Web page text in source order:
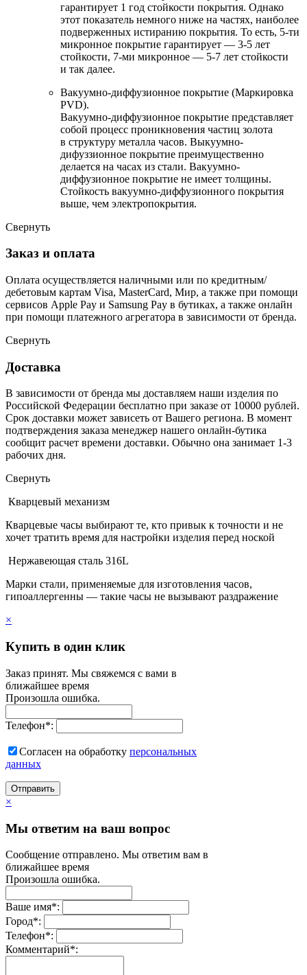
гарантирует 1 год стойкости покрытия. Однако
этот показатель немного ниже на частях, наиболее
подверженных истиранию покрытия. То есть, 5-ти
микронное покрытие гарантирует — 3-5 лет
стойкости, 7-ми микронное — 5-7 лет стойкости
и так далее.
Вакуумно-диффузионное покрытие (Маркировка
PVD).
Вакуумно-диффузионное покрытие представляет
собой процесс проникновения частиц золота
в структуру металла часов. Выкуумно-
дифуззионное покрытие преимущественно
делается на часах из стали. Вакуумно-
диффузионное покрытие не имеет толщины.
Стойкость вакуумно-диффузионного покрытия
выше, чем электропокрытия.
Свернуть
Заказ и оплата
Оплата осуществляется наличными или по кредитным/
дебетовым картам Visa, MasterCard, Мир, а также при помощи
сервисов Apple Pay и Samsung Pay в бутиках, а также онлайн
при помощи платежного агрегатора в зависимости от бренда.
Свернуть
Доставка
В зависимости от бренда мы доставляем наши изделия по
Российской Федерации бесплатно при заказе от 10000 рублей.
Срок доставки может зависеть от Вашего региона. В момент
подтверждения заказа менеджер нашего онлайн-бутика
сообщит расчет времени доставки. Обычно она занимает 1-3
рабочих дня.
Свернуть
Кварцевый механизм
Кварцевые часы выбирают те, кто привык к точности и не
хочет тратить время для настройки изделия перед ноской
Нержавеющая сталь 316L
Марки стали, применяемые для изготовления часов,
гипоаллергенны — такие часы не вызывают раздражение
×
Купить в один клик
Заказ принят. Мы свяжемся с вами в
ближайшее время
Произошла ошибка.
Телефон*:
Согласен на обработку персональныx
данных
Отправить
×
Мы ответим на ваш вопрос
Сообщение отправлено. Мы ответим вам в
ближайшее время
Произошла ошибка.
Ваше имя*:
Город*:
Телефон*:
Комментарий*: